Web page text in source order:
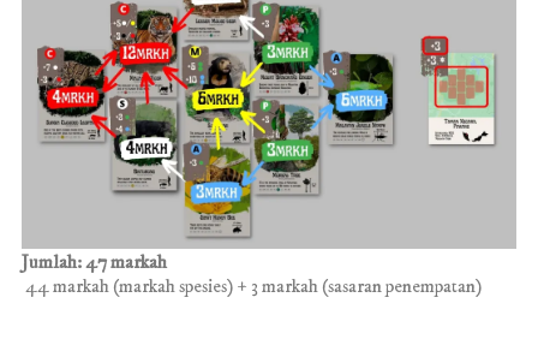
Jumlah: 47 markah
44 markah (markah spesies) + 3 markah (sasaran penempatan)